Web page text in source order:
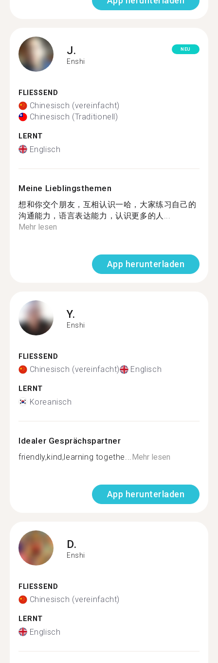
J.
Enshi
NEU
FLIESSEND
Chinesisch (vereinfacht)
Chinesisch (Traditionell)
LERNT
Englisch
Meine Lieblingsthemen
想和你交个朋友，互相认识一哈，大家练习自己的
沟通能力，语言表达能力，认识更多的人...
Mehr lesen
App herunterladen
Y.
Enshi
FLIESSEND
Chinesisch (vereinfacht) Englisch
LERNT
Koreanisch
Idealer Gesprächspartner
friendly,kind,learning togethe... Mehr lesen
App herunterladen
D.
Enshi
FLIESSEND
Chinesisch (vereinfacht)
LERNT
Englisch